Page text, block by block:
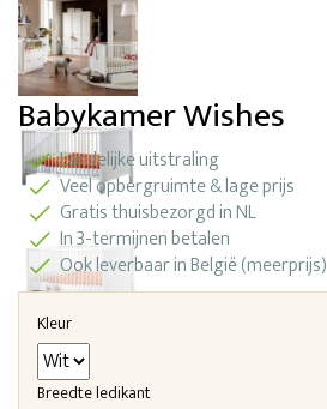
Babykamer Wishes
Landelijke uitstraling
Veel opbergruimte & lage prijs
Gratis thuisbezorgd in NL
In 3-termijnen betalen
Ook leverbaar in België (meerprijs)
Kleur
Breedte ledikant